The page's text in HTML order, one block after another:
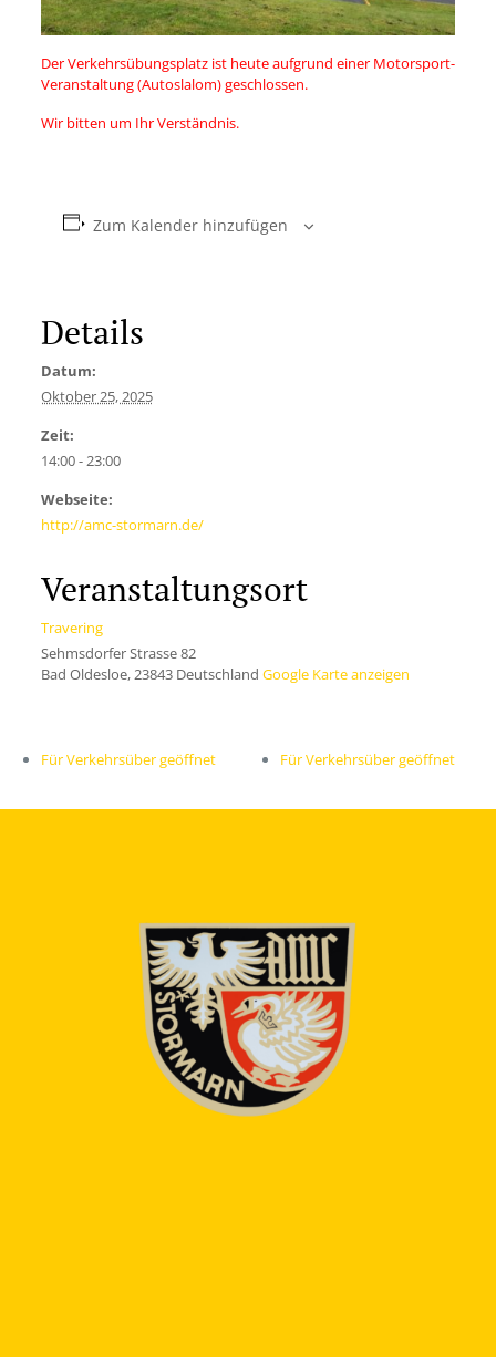
Der Verkehrsübungsplatz ist heute aufgrund einer Motorsport-
Veranstaltung (Autoslalom) geschlossen.
Wir bitten um Ihr Verständnis.
Zum Kalender hinzufügen
Details
Datum:
Oktober 25, 2025
Zeit:
14:00 - 23:00
Webseite:
http://amc-stormarn.de/
Veranstaltungsort
Travering
Sehmsdorfer Strasse 82
Bad Oldesloe,23843 Deutschland Google Karte anzeigen
Für Verkehrsüber geöffnet Für Verkehrsüber geöffnet